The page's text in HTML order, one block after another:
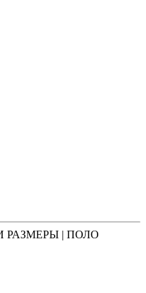
РАЗМЕРЫ | ПОЛО